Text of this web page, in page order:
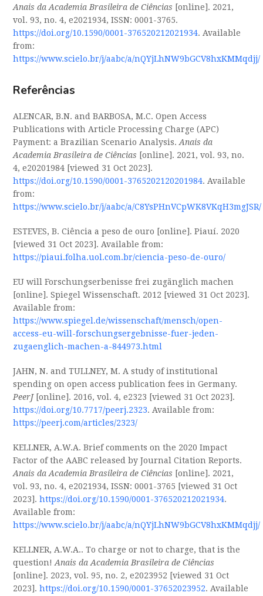
Anais da Academia Brasileira de Ciências [online]. 2021,
vol. 93, no. 4, e2021934, ISSN: 0001-3765.
https://doi.org/10.1590/0001-376520212021934. Available
from:
https://www.scielo.br/j/aabc/a/nQYjLhNW9bGCV8hxKMMqdjj/
Referências
ALENCAR, B.N. and BARBOSA, M.C. Open Access
Publications with Article Processing Charge (APC)
Payment: a Brazilian Scenario Analysis.Anais da
Academia Brasileira de Ciências [online]. 2021, vol. 93, no.
4, e20201984 [viewed 31 Oct 2023].
https://doi.org/10.1590/0001-3765202120201984. Available
from:
https://www.scielo.br/j/aabc/a/C8YsPHnVCpWK8VKqH3mgJSR/
ESTEVES, B. Ciência a peso de ouro [online]. Piauí. 2020
[viewed 31 Oct 2023]. Available from:
https://piaui.folha.uol.com.br/ciencia-peso-de-ouro/
EU will Forschungserbenisse frei zugänglich machen
[online]. Spiegel Wissenschaft. 2012 [viewed 31 Oct 2023].
Available from:
https://www.spiegel.de/wissenschaft/mensch/open-
access-eu-will-forschungsergebnisse-fuer-jeden-
zugaenglich-machen-a-844973.html
JAHN, N. and TULLNEY, M. A study of institutional
spending on open access publication fees in Germany.
PeerJ[online]. 2016, vol. 4, e2323 [viewed 31 Oct 2023].
https://doi.org/10.7717/peerj.2323. Available from:
https://peerj.com/articles/2323/
KELLNER, A.W.A. Brief comments on the 2020 Impact
Factor of the AABC released by Journal Citation Reports.
Anais da Academia Brasileira de Ciências [online]. 2021,
vol. 93, no. 4, e2021934, ISSN: 0001-3765 [viewed 31 Oct
2023].https://doi.org/10.1590/0001-376520212021934.
Available from:
https://www.scielo.br/j/aabc/a/nQYjLhNW9bGCV8hxKMMqdjj/
KELLNER, A.W.A.. To charge or not to charge, that is the
question!Anais da Academia Brasileira de Ciências
[online]. 2023, vol. 95, no. 2, e2023952 [viewed 31 Oct
2023].https://doi.org/10.1590/0001-37652023952. Available